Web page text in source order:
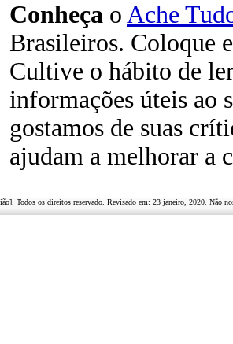
Conheça o Ache
Brasileiros. Coloque
Cultive o hábito de
informações úteis ao
gostamos de suas
ajudam a melhorar a
Todos os direitos reservado. Revisado em: 23 janeiro, 2020 . Não